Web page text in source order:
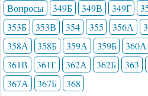
Вопросы 349Б 349В 349Г
353Б
353В 354 355 356А
358А
358Б 359А 359Б 360А
361В
361Г 362А 362Б 363
367А
367Б 368